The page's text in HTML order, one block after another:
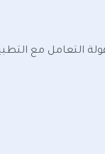
التعامل مع